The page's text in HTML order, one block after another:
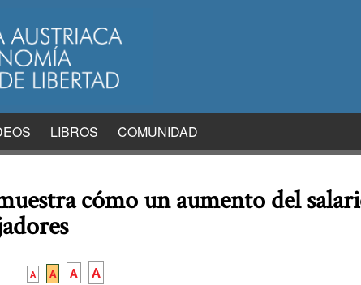
LIBROS COMUNIDAD
cómo un aumento del
A A A A